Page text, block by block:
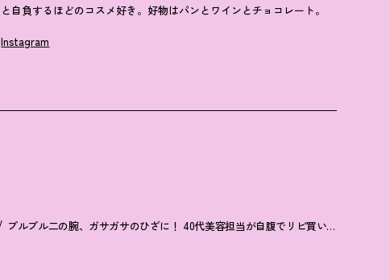
と自負するほどのコスメ好き。好物はパンとワインとチョコレート。
Instagram
プルプル二の腕、ガサガサのひざに ！ 40代美容担当が自腹でリピ買いする【ボディケアコスメ】3選